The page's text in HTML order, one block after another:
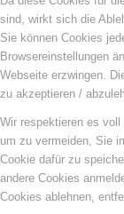
sind, wirkt sich die
Sie können Cookies
Browsereinstellungen
Webseite erzwingen.
zu akzeptieren /
Wir respektieren es
um zu vermeiden, Sie
Cookie dafür zu
andere Cookies
Cookies ablehnen,